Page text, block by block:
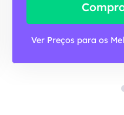
Ver Preços para os